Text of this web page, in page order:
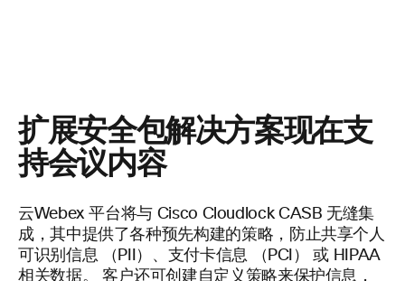
扩展安全包解决方案现在支
持会议内容
云Webex平台将与 Cisco Cloudlock CASB 无缝集
成，其中提供了各种预先构建的策略，防止共享个人
可识别信息 （PII）、支付卡信息 （PCI） 或 HIPAA
相关数据。 客户还可创建自定义策略来保护信息，